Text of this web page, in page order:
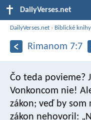
DailyVerses.net
DailyVerses.net › Biblické knihy
Rimanom 7:7
Čo teda povieme?
Vonkoncom nie!
zákon; veď by som
zákon nehovoril: